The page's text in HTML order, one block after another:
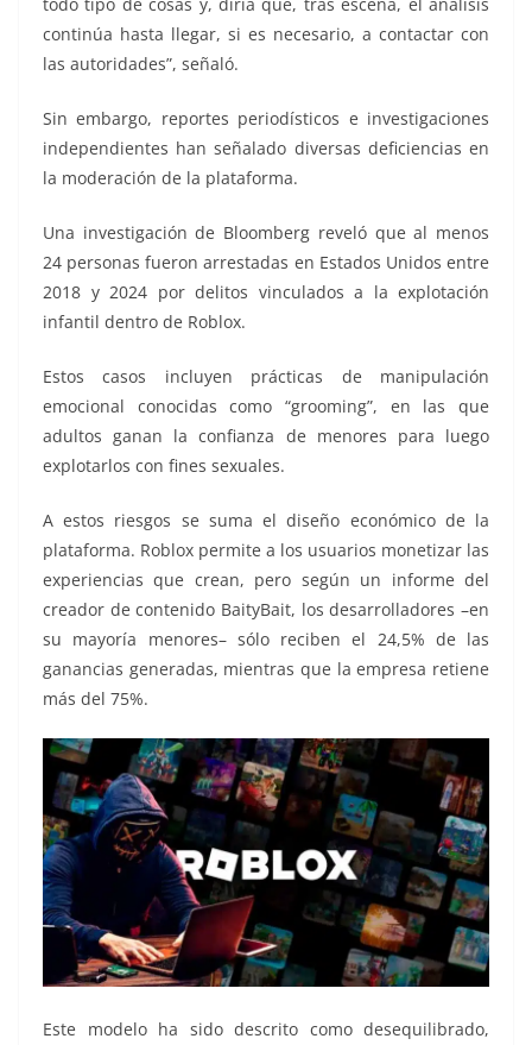
todo tipo de cosas y, diría que, tras escena, el análisis
continúa hasta llegar, si es necesario, a contactar con
las autoridades”, señaló.
Sin embargo, reportes periodísticos e investigaciones
independientes han señalado diversas deficiencias en
la moderación de la plataforma.
Una investigación de Bloomberg reveló que al menos
24 personas fueron arrestadas en Estados Unidos entre
2018 y 2024 por delitos vinculados a la explotación
infantil dentro de Roblox.
Estos casos incluyen prácticas de manipulación
emocional conocidas como “grooming”, en las que
adultos ganan la confianza de menores para luego
explotarlos con fines sexuales.
A estos riesgos se suma el diseño económico de la
plataforma. Roblox permite a los usuarios monetizar las
experiencias que crean, pero según un informe del
creador de contenido BaityBait, los desarrolladores –en
su mayoría menores– sólo reciben el 24,5% de las
ganancias generadas, mientras que la empresa retiene
más del 75%.
Este modelo ha sido descrito como desequilibrado,